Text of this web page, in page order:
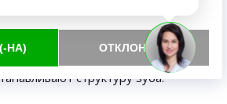
безинвазивное лечение,
без сверления.
с препаратами кальция и
структуру зуба.
НА) ОТКЛОНИТЬ